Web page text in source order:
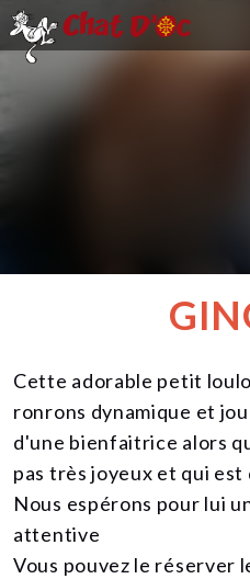
Cette adorable petit
ronrons dynamique et
d'une bienfaitrice alors
pas très joyeux et qui
Nous espérons pour lui
attentive
Vous pouvez le réserver